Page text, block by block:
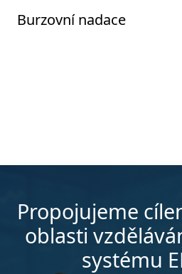
Burzovní nadace
Propojujeme
oblasti
systému